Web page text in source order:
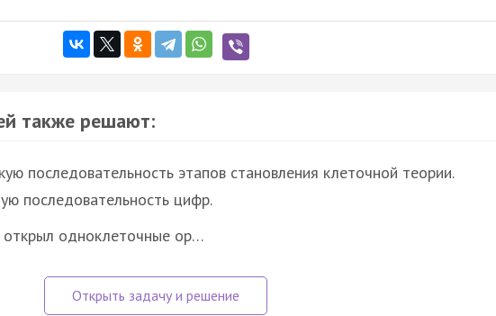
также решают:
последовательность этапов становления клеточной теории.
последовательность цифр.
открыл одноклеточные ор…